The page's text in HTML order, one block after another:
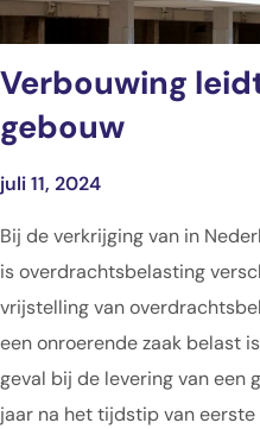
Verbouwing
gebouw
juli 11, 2024
Bij de verkrijging van in
is overdrachtsbelasting
vrijstelling van
een onroerende zaak belast
geval bij de levering van een
jaar na het tijdstip van